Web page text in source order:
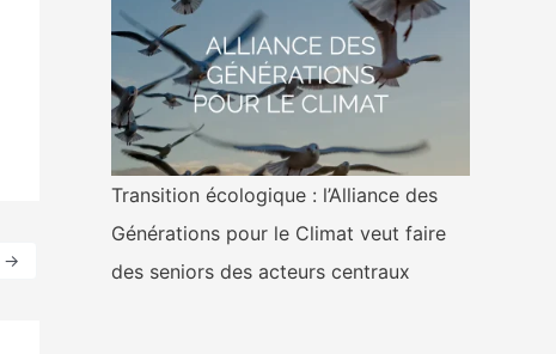
→
Transition écologique : l’Alliance des
Générations pour le Climat veut faire
des seniors des acteurs centraux